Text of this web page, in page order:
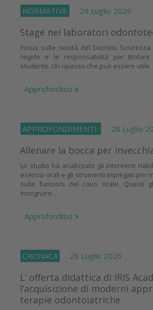
NORMATIVE 29 Luglio 2026
Stage nei laboratori
Focus sulle novità del Decreto
regole e le responsabilità per
studente. Un ripasso che può essere utile
Approfondisci
APPROFONDIMENTI 28 Luglio
Allenare la bocca per
Lo studio ha analizzato gli interventi
esercizi orali e gli strumenti impiegati per
sulle funzioni del cavo orale. Questi
insegnare...
Approfondisci
CRONACA 28 Luglio 2026
L’ offerta didattica di IRIS
l’acquisizione di moderni
terapie odontoiatriche